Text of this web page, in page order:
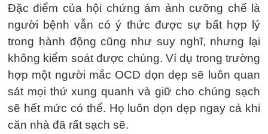
Đặc điểm của hội chứng ám ảnh cưỡng chế là
người bệnh vẫn có ý thức được sự bất hợp lý
trong hành động cũng như suy nghĩ, nhưng lại
không kiểm soát được chúng. Ví dụ trong trường
hợp một người mắc OCD dọn dẹp sẽ luôn quan
sát mọi thứ xung quanh và giữ cho chúng sạch
sẽ hết mức có thể. Họ luôn dọn dẹp ngay cả khi
căn nhà đã rất sạch sẽ.